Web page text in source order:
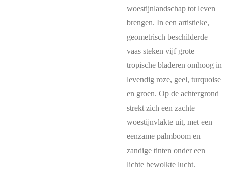
woestijnlandschap tot leven
brengen. In een artistieke,
geometrisch beschilderde
vaas steken vijf grote
tropische bladeren omhoog in
levendig roze, geel, turquoise
en groen. Op de achtergrond
strekt zich een zachte
woestijnvlakte uit, met een
eenzame palmboom en
zandige tinten onder een
lichte bewolkte lucht.